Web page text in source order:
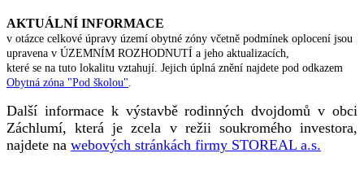
AKTUÁLNÍ INFORMACE
v otázce celkové úpravy území obytné zóny včetně podmínek oplocení jsou
upravena v ÚZEMNÍM ROZHODNUTÍ a jeho aktualizacích,
které se na tuto lokalitu vztahují. Jejich úplná znění najdete pod odkazem
Obytná zóna "Pod školou"
Další informace k výstavbě rodinných dvojdomů v obci
Záchlumí, která je zcela v režii soukromého investora,
najdete na webových stránkách firmy STOREAL a.s.